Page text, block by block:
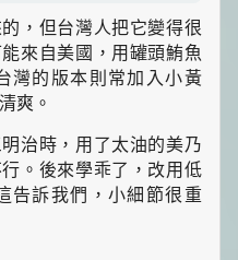
，但台灣人把它變得很
來自美國，用罐頭鮪魚
灣的版本則常加入小黃
爽。
治時，用了太油的美乃
。後來學乖了，改用低
告訴我們，小細節很重